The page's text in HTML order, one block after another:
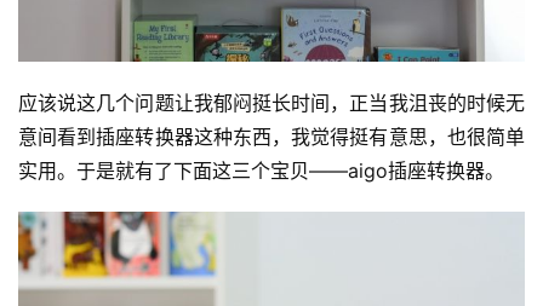
应该说这几个问题让我郁闷挺长时间，正当我沮丧的时候无
意间看到插座转换器这种东西，我觉得挺有意思，也很简单
实用。于是就有了下面这三个宝贝——aigo插座转换器。